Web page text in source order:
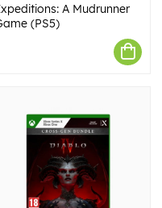
A Mudrunner
(PS5)